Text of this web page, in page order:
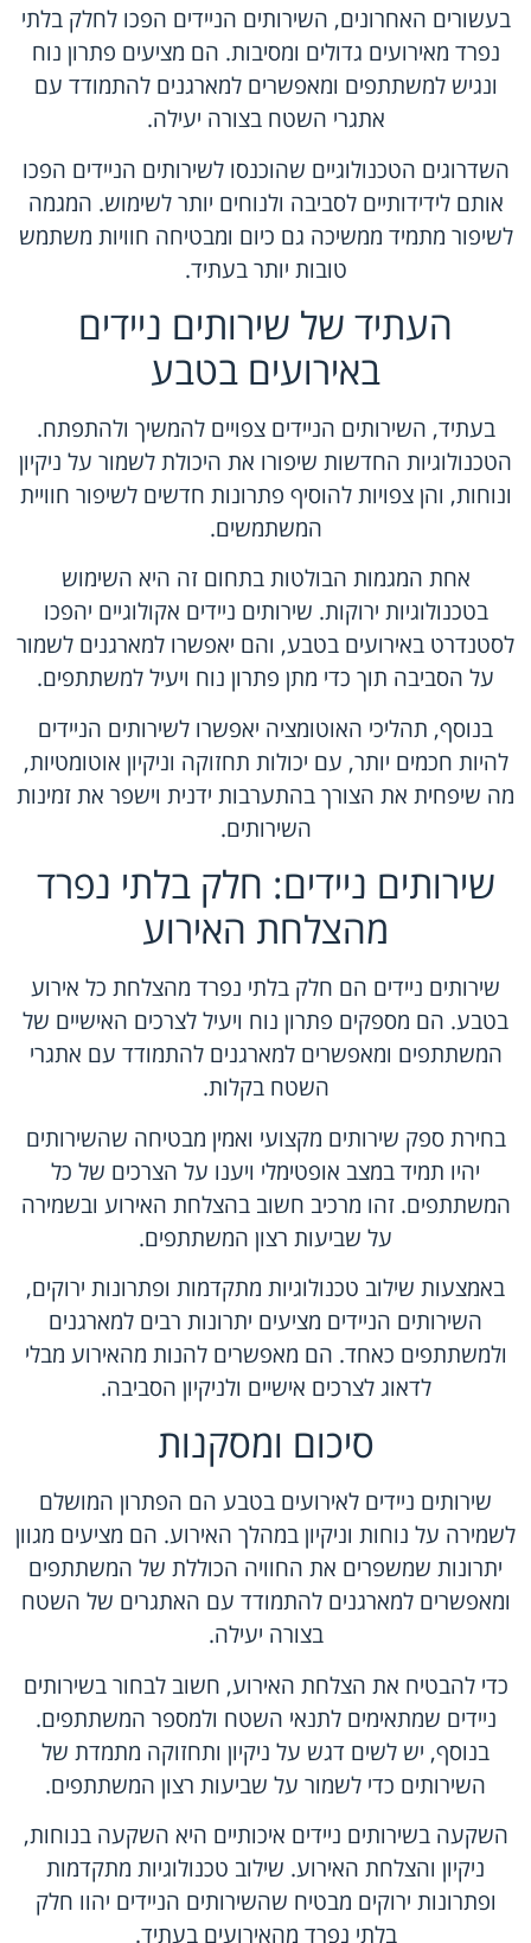
בעשורים האחרונים, השירותים הניידים הפכו לחלק בלתי
נפרד מאירועים גדולים ומסיבות. הם מציעים פתרון נוח
ונגיש למשתתפים ומאפשרים למארגנים להתמודד עם
אתגרי השטח בצורה יעילה.
השדרוגים הטכנולוגיים שהוכנסו לשירותים הניידים הפכו
אותם לידידותיים לסביבה ולנוחים יותר לשימוש. המגמה
לשיפור מתמיד ממשיכה גם כיום ומבטיחה חוויות משתמש
טובות יותר בעתיד.
העתיד של שירותים ניידים
באירועים בטבע
בעתיד, השירותים הניידים צפויים להמשיך ולהתפתח.
הטכנולוגיות החדשות שיפורו את היכולת לשמור על ניקיון
ונוחות, והן צפויות להוסיף פתרונות חדשים לשיפור חוויית
המשתמשים.
אחת המגמות הבולטות בתחום זה היא השימוש
בטכנולוגיות ירוקות. שירותים ניידים אקולוגיים יהפכו
לסטנדרט באירועים בטבע, והם יאפשרו למארגנים לשמור
על הסביבה תוך כדי מתן פתרון נוח ויעיל למשתתפים.
בנוסף, תהליכי האוטומציה יאפשרו לשירותים הניידים
להיות חכמים יותר, עם יכולות תחזוקה וניקיון אוטומטיות,
מה שיפחית את הצורך בהתערבות ידנית וישפר את זמינות
השירותים.
שירותים ניידים: חלק בלתי נפרד
מהצלחת האירוע
שירותים ניידים הם חלק בלתי נפרד מהצלחת כל אירוע
בטבע. הם מספקים פתרון נוח ויעיל לצרכים האישיים של
המשתתפים ומאפשרים למארגנים להתמודד עם אתגרי
השטח בקלות.
בחירת ספק שירותים מקצועי ואמין מבטיחה שהשירותים
יהיו תמיד במצב אופטימלי ויענו על הצרכים של כל
המשתתפים. זהו מרכיב חשוב בהצלחת האירוע ובשמירה
על שביעות רצון המשתתפים.
באמצעות שילוב טכנולוגיות מתקדמות ופתרונות ירוקים,
השירותים הניידים מציעים יתרונות רבים למארגנים
ולמשתתפים כאחד. הם מאפשרים להנות מהאירוע מבלי
לדאוג לצרכים אישיים ולניקיון הסביבה.
סיכום ומסקנות
שירותים ניידים לאירועים בטבע הם הפתרון המושלם
לשמירה על נוחות וניקיון במהלך האירוע. הם מציעים מגוון
יתרונות שמשפרים את החוויה הכוללת של המשתתפים
ומאפשרים למארגנים להתמודד עם האתגרים של השטח
בצורה יעילה.
כדי להבטיח את הצלחת האירוע, חשוב לבחור בשירותים
ניידים שמתאימים לתנאי השטח ולמספר המשתתפים.
בנוסף, יש לשים דגש על ניקיון ותחזוקה מתמדת של
השירותים כדי לשמור על שביעות רצון המשתתפים.
השקעה בשירותים ניידים איכותיים היא השקעה בנוחות,
ניקיון והצלחת האירוע. שילוב טכנולוגיות מתקדמות
ופתרונות ירוקים מבטיח שהשירותים הניידים יהוו חלק
בלתי נפרד מהאירועים בעתיד.